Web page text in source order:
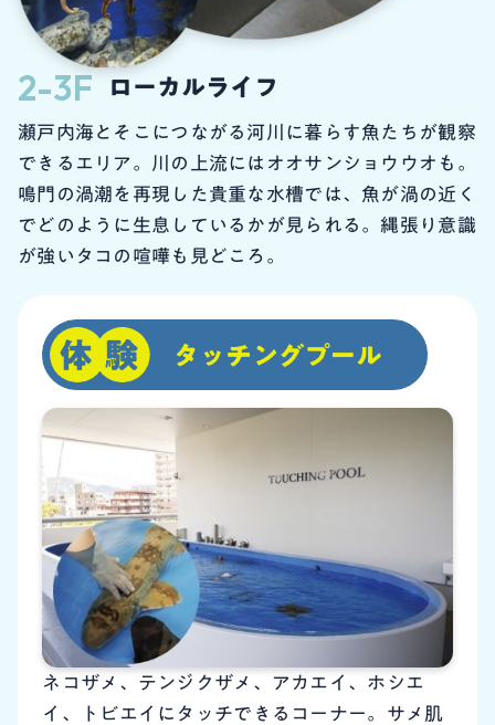
2-3F ローカルライフ
瀬戸内海とそこにつながる河川に暮らす魚たちが観察
できるエリア。川の上流にはオオサンショウウオも。
鳴門の渦潮を再現した貴重な水槽では、魚が渦の近く
でどのように生息しているかが見られる。縄張り意識
が強いタコの喧嘩も見どころ。
ネコザメ、テンジクザメ、アカエイ、ホシエ
イ、トビエイにタッチできるコーナー。サメ肌